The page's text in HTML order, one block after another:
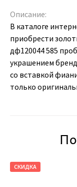
Описание:
В каталоге
приобрести
дф120044 585
украшением
со вставкой
только
СКИДКА